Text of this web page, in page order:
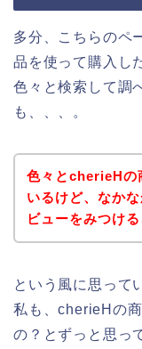
多分、こちらのペ
品を使って購入し
色々と検索して調
も、、、。
色々とcherieHの
いるけど、なか
ビューをみつけ
という風に思って
私も、cherieHの
の？とずっと思っ